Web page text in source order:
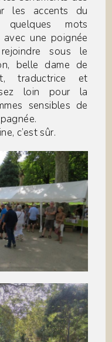
les accents du
quelques mots
une poignée
sous le
belle dame de
traductrice et
loin pour la
sensibles de
c’est sûr.